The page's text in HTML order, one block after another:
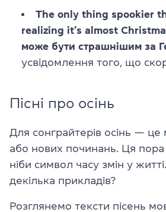
The only thing spookier
realizing it’s almost
може бути страшнішим за
усвідомлення того, що
Пісні про осінь
Для сонграйтерів осінь — це
або нових починань. Ця пора
ніби символ часу змін у
декілька прикладів?
Розглянемо тексти пісень